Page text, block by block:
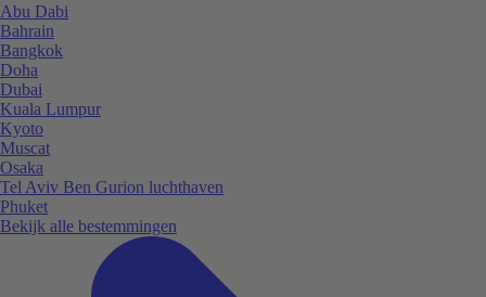
Abu Dabi
Bahrain
Bangkok
Doha
Dubai
Kuala Lumpur
Kyoto
Muscat
Osaka
Tel Aviv Ben Gurion luchthaven
Phuket
Bekijk alle bestemmingen